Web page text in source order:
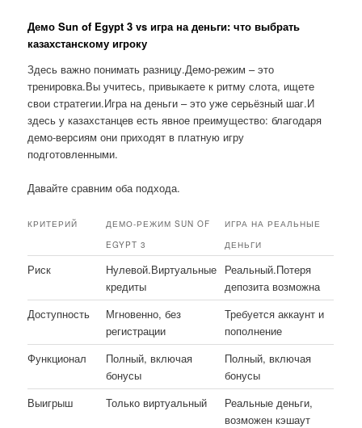
Демо Sun of Egypt 3 vs игра на деньги: что выбрать
казахстанскому игроку
Здесь важно понимать разницу.Демо-режим – это
тренировка.Вы учитесь, привыкаете к ритму слота, ищете
свои стратегии.Игра на деньги – это уже серьёзный шаг.И
здесь у казахстанцев есть явное преимущество: благодаря
демо-версиям они приходят в платную игру
подготовленными.
Давайте сравним оба подхода.
КРИТЕРИЙ
ДЕМО-РЕЖИМ SUN OF
EGYPT 3
ИГРА НА РЕАЛЬНЫЕ
ДЕНЬГИ
Риск
Нулевой.Виртуальные
кредиты
Реальный.Потеря
депозита возможна
Доступность
Мгновенно, без
регистрации
Требуется аккаунт и
пополнение
Функционал
Полный, включая
бонусы
Полный, включая
бонусы
Выигрыш
Только виртуальный
Реальные деньги,
возможен кэшаут